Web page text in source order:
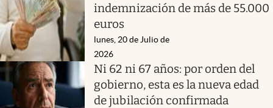
indemnización de más de 55.000
euros
lunes, 20 de Julio de
2026
Ni 62 ni 67 años: por orden del
gobierno, esta es la nueva edad
de jubilación confirmada